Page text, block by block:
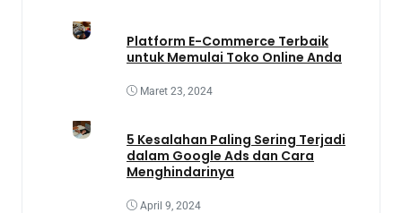
Platform E-Commerce Terbaik
untuk Memulai Toko Online Anda
Maret 23, 2024
5 Kesalahan Paling Sering Terjadi
dalam Google Ads dan Cara
Menghindarinya
April 9, 2024